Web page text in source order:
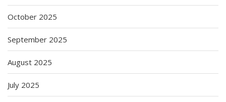
October 2025
September 2025
August 2025
July 2025